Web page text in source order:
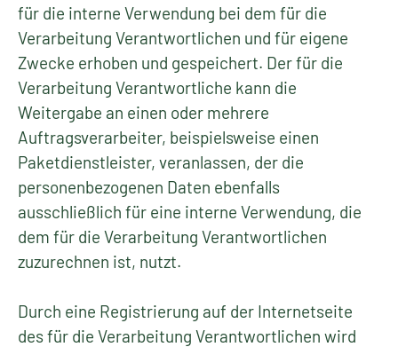
für die interne Verwendung bei dem für die
Verarbeitung Verantwortlichen und für eigene
Zwecke erhoben und gespeichert. Der für die
Verarbeitung Verantwortliche kann die
Weitergabe an einen oder mehrere
Auftragsverarbeiter, beispielsweise einen
Paketdienstleister, veranlassen, der die
personenbezogenen Daten ebenfalls
ausschließlich für eine interne Verwendung, die
dem für die Verarbeitung Verantwortlichen
zuzurechnen ist, nutzt.
Durch eine Registrierung auf der Internetseite
des für die Verarbeitung Verantwortlichen wird